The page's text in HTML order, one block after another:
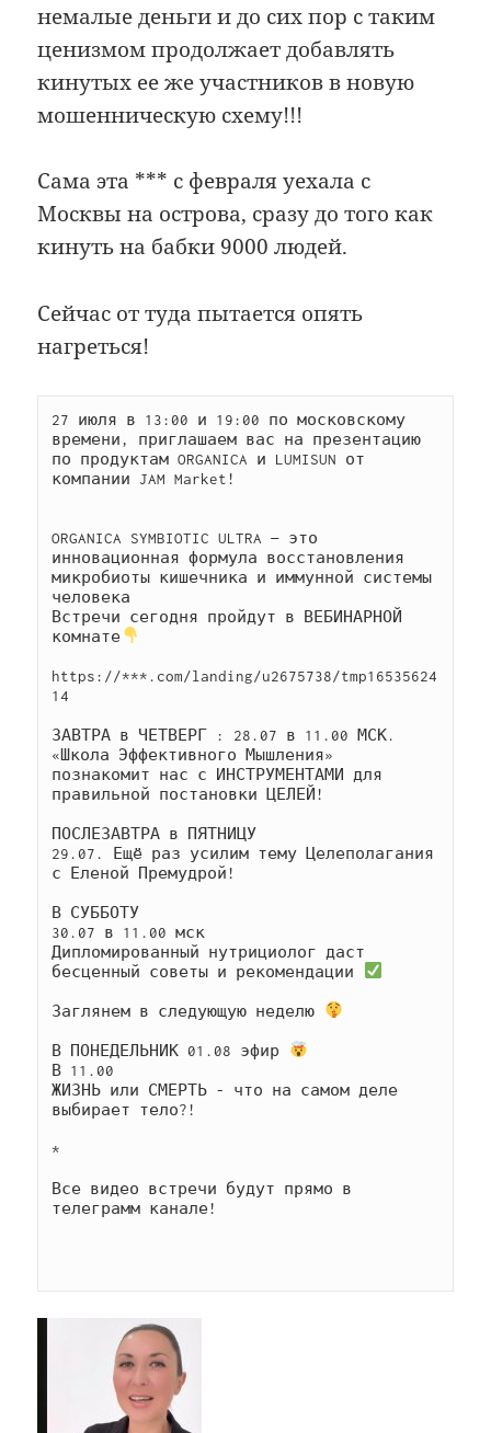
немалые деньги и до сих пор с таким
ценизмом продолжает добавлять
кинутых ее же участников в новую
мошенническую схему!!!
Сама эта *** с февраля уехала с
Москвы на острова, сразу до того как
кинуть на бабки 9000 людей.
Сейчас от туда пытается опять
нагреться!
27 июля в 13:00 и 19:00 по московскому
времени, приглашаем вас на презентацию
по продуктам ORGANICA и LUMISUN от
компании JAM Market!
ORGANICA SYMBIOTIC ULTRA — это
инновационная формула восстановления
микробиоты кишечника и иммунной системы
человека
Встречи сегодня пройдут в ВЕБИНАРНОЙ
комнате
https://***.com/landing/u2675738/tmp16535624
14
ЗАВТРА в ЧЕТВЕРГ : 28.07 в 11.00 МСК.
«Школа Эффективного Мышления»
познакомит нас с ИНСТРУМЕНТАМИ для
правильной постановки ЦЕЛЕЙ!
ПОСЛЕЗАВТРА в ПЯТНИЦУ
29.07. Ещё раз усилим тему Целеполагания
с Еленой Премудрой!
В СУББОТУ
30.07 в 11.00 мск
Дипломированный нутрициолог даст
бесценный советы и рекомендации
Заглянем в следующую неделю
В ПОНЕДЕЛЬНИК 01.08 эфир
В 11.00
ЖИЗНЬ или СМЕРТЬ - что на самом деле
выбирает тело?!
*
Все видео встречи будут прямо в
телеграмм канале!